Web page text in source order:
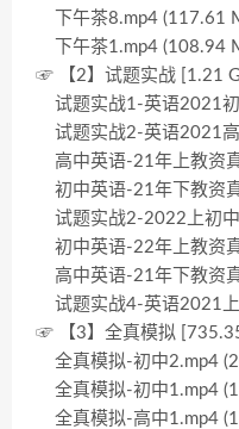
下午茶8.mp4 (117.61
下午茶1.mp4 (108.94
☞ 【2】试题实战 [1.21
试题实战1-英语2021
试题实战2-英语2021
高中英语-21年上教资
初中英语-21年下教资
试题实战2-2022上初
初中英语-22年上教资
高中英语-21年下教资
试题实战4-英语2021
☞ 【3】全真模拟
全真模拟-初中2.mp4
全真模拟-初中1.mp4
全真模拟-高中1.mp4